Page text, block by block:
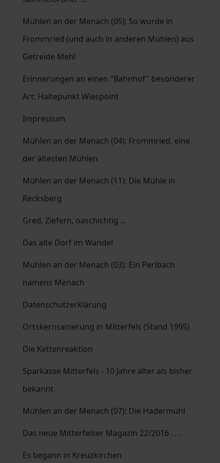
Mühlen an der Menach (05): So wurde in
Frommried (und auch in anderen Mühlen) aus
Getreide Mehl
Erinnerungen an einen "Bahnhof" besonderer
Art: Haltepunkt Wiespoint
Impressum
Mühlen an der Menach (04): Frommried, eine
der ältesten Mühlen
Mühlen an der Menach (11): Die Mühle in
Recksberg
Gred, Ziefern, oaschichtig ...
Das alte Dorf im Wandel
Mühlen an der Menach (03): Ein Perlbach
namens Menach
Datenschutzerklärung
Ortskernsanierung in Mitterfels (Stand 1995)
Die Kettenreaktion
Sparkasse Mitterfels - 10 Jahre älter als bisher
bekannt
Mühlen an der Menach (07): Die Hadermühl
Das neue Mitterfelser Magazin 22/2016 . . .
Es begann in Kreuzkirchen